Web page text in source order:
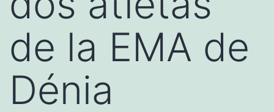
de la EMA de
Dénia